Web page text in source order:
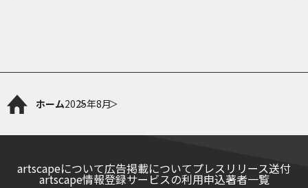
ホーム2025年8月
artscapeについて広告掲載についてプレスリリース送付
artscape情報登録サービスの利用申込著者一覧